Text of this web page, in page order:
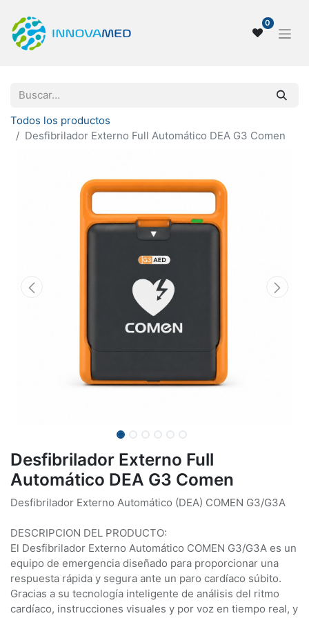
0
Todos los productos
Desfibrilador Externo Full Automático DEA G3 Comen
Desfibrilador Externo Full
Automático DEA G3 Comen
Desfibrilador Externo Automático (DEA) COMEN G3/G3A
DESCRIPCION DEL PRODUCTO:
El Desfibrilador Externo Automático COMEN G3/G3A es un
equipo de emergencia diseñado para proporcionar una
respuesta rápida y segura ante un paro cardíaco súbito.
Gracias a su tecnología inteligente de análisis del ritmo
cardíaco, instrucciones visuales y por voz en tiempo real, y